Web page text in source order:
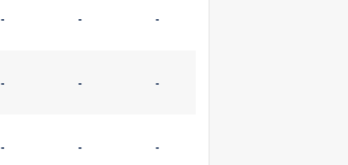
- - -
- - -
- - -